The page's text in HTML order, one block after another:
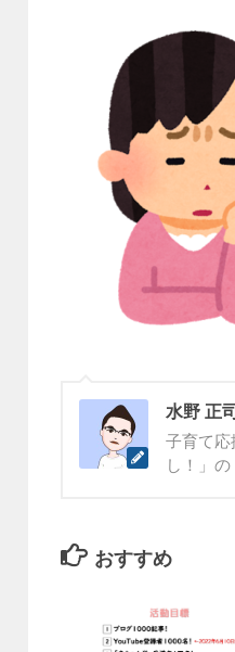
水野 正
子育て
し！」
おすすめ